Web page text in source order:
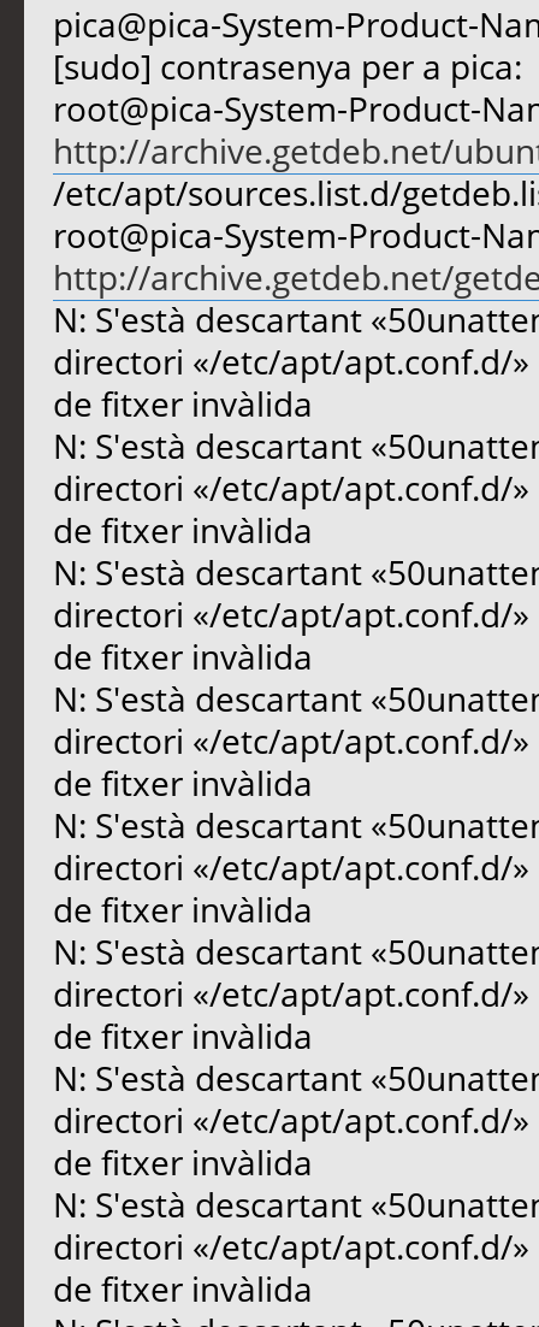
pica@pica-System-Product-
[sudo] contrasenya per a pica:
root@pica-System-Product-
http://archive.getdeb.net/
/etc/apt/sources.list.d/
root@pica-System-Product-
http://archive.getdeb.net/
N: S'està descartant
directori «/etc/apt/apt.conf.d/
de fitxer invàlida
N: S'està descartant
directori «/etc/apt/apt.conf.d/
de fitxer invàlida
N: S'està descartant
directori «/etc/apt/apt.conf.d/
de fitxer invàlida
N: S'està descartant
directori «/etc/apt/apt.conf.d/
de fitxer invàlida
N: S'està descartant
directori «/etc/apt/apt.conf.d/
de fitxer invàlida
N: S'està descartant
directori «/etc/apt/apt.conf.d/
de fitxer invàlida
N: S'està descartant
directori «/etc/apt/apt.conf.d/
de fitxer invàlida
N: S'està descartant
directori «/etc/apt/apt.conf.d/
de fitxer invàlida